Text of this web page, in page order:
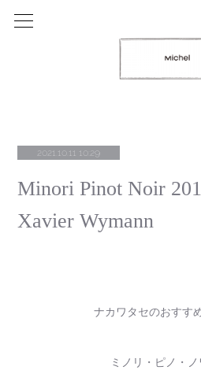
2021.10.11 10:29
Minori Pinot Noir
Xavier Wymann
ナカワタセのおすす
ミノリ・ピノ・ノ